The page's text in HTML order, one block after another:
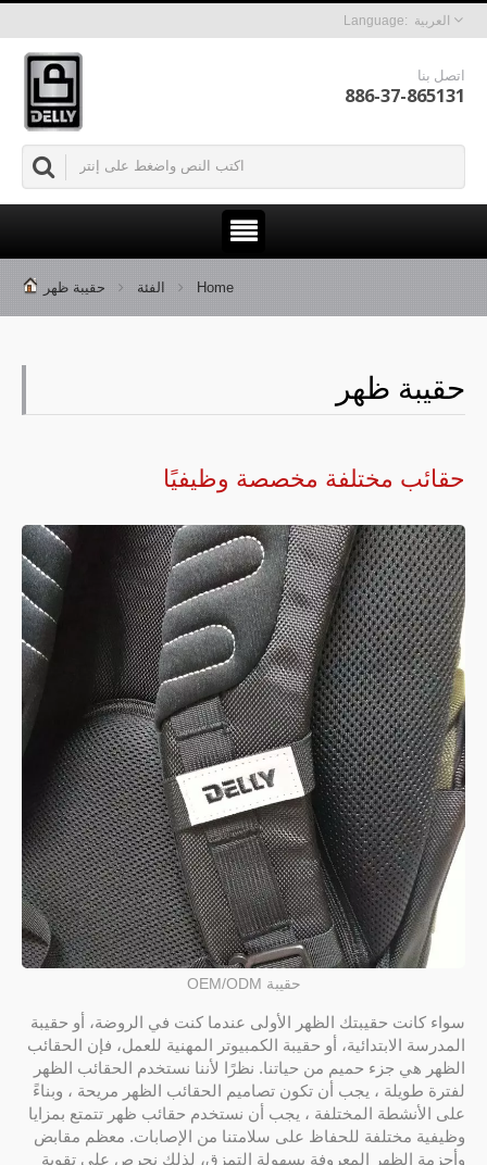
العربية
اتصل بنا
886-37-865131
Home الفئة حقيبة ظهر
حقيبة ظهر
حقائب مختلفة مخصصة وظيفيًا
حقيبة OEM/ODM
سواء كانت حقيبتك الظهر الأولى عندما كنت في الروضة، أو حقيبة
المدرسة الابتدائية، أو حقيبة الكمبيوتر المهنية للعمل، فإن الحقائب
الظهر هي جزء حميم من حياتنا. نظرًا لأننا نستخدم الحقائب الظهر
لفترة طويلة ، يجب أن تكون تصاميم الحقائب الظهر مريحة ، وبناءً
على الأنشطة المختلفة ، يجب أن نستخدم حقائب ظهر تتمتع بمزايا
وظيفية مختلفة للحفاظ على سلامتنا من الإصابات. معظم مقابض
وأحزمة الظهر المعروفة بسهولة التمزق، لذلك نحرص على تقوية